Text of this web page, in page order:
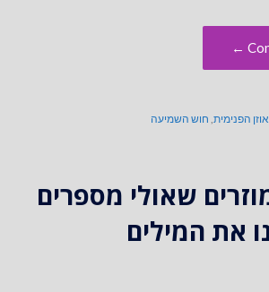
הפנימית, חוש השמיעה
שאולי מספרים
את המילים